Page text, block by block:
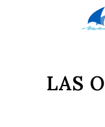
LAS